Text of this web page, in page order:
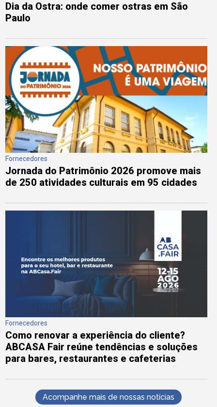
Dia da Ostra: onde comer ostras em São
Paulo
Fornecedores
Jornada do Patrimônio 2026 promove mais
de 250 atividades culturais em 95 cidades
Fornecedores
Como renovar a experiência do cliente?
ABCASA Fair reúne tendências e soluções
para bares, restaurantes e cafeterias
Acompanhe mais de nossas notícias